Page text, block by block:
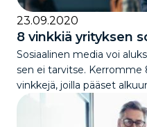
23.09.2020
8 vinkkiä yrityksen
Sosiaalinen media voi
sen ei tarvitse. Kerromme
vinkkejä, joilla pääset